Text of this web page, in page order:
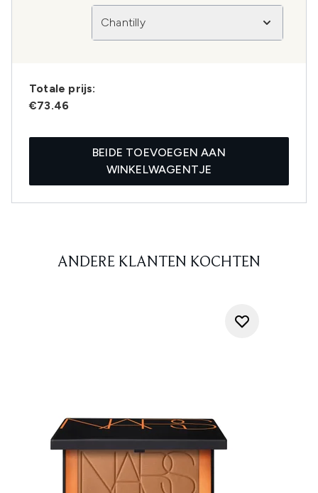
Chantilly
Totale prijs:
€73.46
BEIDE TOEVOEGEN AAN
WINKELWAGENTJE
ANDERE KLANTEN KOCHTEN